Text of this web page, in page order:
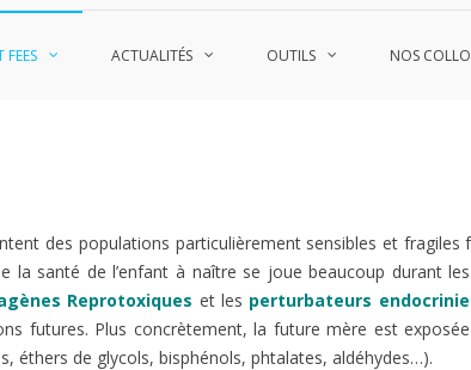
FEES ACTUALITÉS OUTILS NOS
des populations particulièrement sensibles et
la santé de l’enfant à naître se joue beaucoup durant les
Reprotoxiques et les perturbateurs
futures. Plus concrètement, la future mère est
éthers de glycols, bisphénols, phtalates, aldéhydes…).